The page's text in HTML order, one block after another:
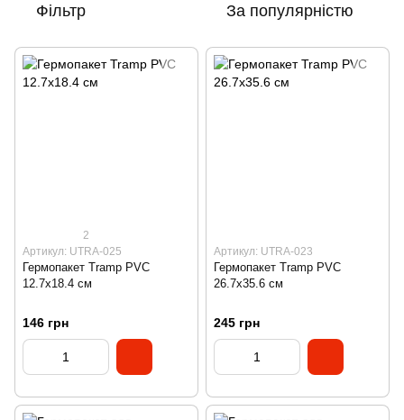
Фільтр За популярністю
2
Артикул: UTRA-025
Гермопакет Tramp PVC
12.7x18.4 см
146 грн
Артикул: UTRA-023
Гермопакет Tramp PVC
26.7x35.6 см
245 грн